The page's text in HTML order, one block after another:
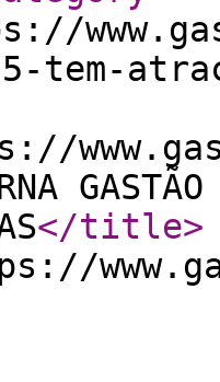
tem-
</title>